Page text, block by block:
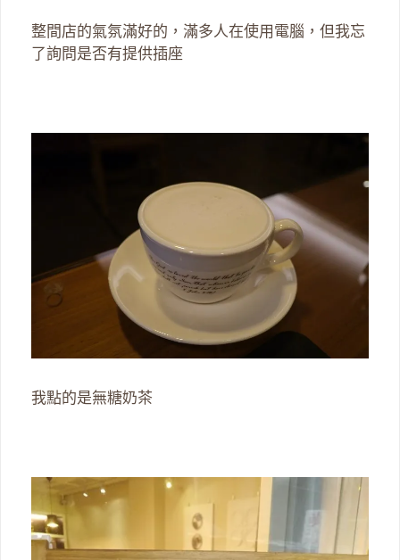
整間店的氣氛滿好的，滿多人在使用電腦，但我忘
了詢問是否有提供插座
我點的是無糖奶茶